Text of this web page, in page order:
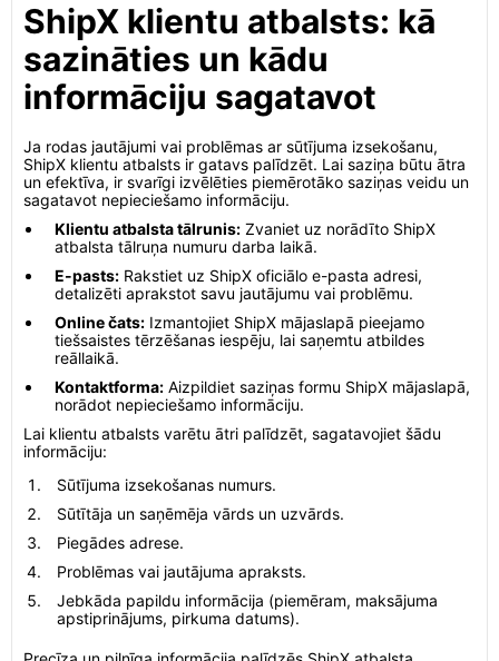
ShipX klientu atbalsts: kā
sazināties un kādu
informāciju sagatavot
Ja rodas jautājumi vai problēmas ar sūtījuma izsekošanu,
ShipX klientu atbalsts ir gatavs palīdzēt. Lai saziņa būtu ātra
un efektīva, ir svarīgi izvēlēties piemērotāko saziņas veidu un
sagatavot nepieciešamo informāciju.
Klientu atbalsta tālrunis: Zvaniet uz norādīto ShipX
atbalsta tālruņa numuru darba laikā.
E-pasts: Rakstiet uz ShipX oficiālo e-pasta adresi,
detalizēti aprakstot savu jautājumu vai problēmu.
Online čats: Izmantojiet ShipX mājaslapā pieejamo
tiešsaistes tērzēšanas iespēju, lai saņemtu atbildes
reāllaikā.
Kontaktforma: Aizpildiet saziņas formu ShipX mājaslapā,
norādot nepieciešamo informāciju.
Lai klientu atbalsts varētu ātri palīdzēt, sagatavojiet šādu
informāciju:
Sūtījuma izsekošanas numurs.
Sūtītāja un saņēmēja vārds un uzvārds.
Piegādes adrese.
Problēmas vai jautājuma apraksts.
Jebkāda papildu informācija (piemēram, maksājuma
apstiprinājums, pirkuma datums).